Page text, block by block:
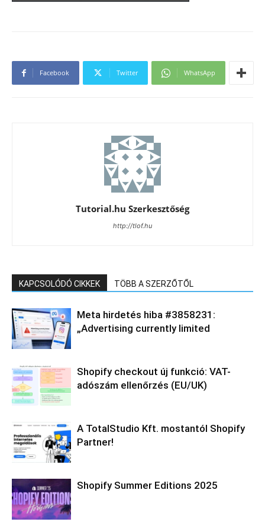
Facebook Twitter WhatsApp
Tutorial.hu Szerkesztőség
http://tlof.hu
KAPCSOLÓDÓ CIKKEK TÖBB A SZERZŐTŐL
Meta hirdetés hiba #3858231:
„Advertising currently limited
Shopify checkout új funkció: VAT-
adószám ellenőrzés (EU/UK)
A TotalStudio Kft. mostantól Shopify
Partner!
Shopify Summer Editions 2025